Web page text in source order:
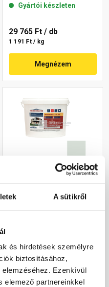
A sütikről
és hirdetések személyre
biztosításához,
elemzéséhez. Ezenkívül
elemező partnereinkkel
Gyártói készleten
29 765 Ft / db
1 191 Ft / kg
Megnézem
vékonyvakolat, kapart 1,5
1 328 Ft / kg
Megnézem